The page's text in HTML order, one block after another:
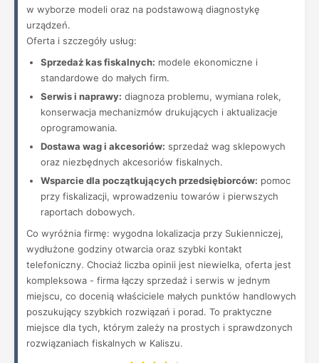
w wyborze modeli oraz na podstawową diagnostykę
urządzeń.
Oferta i szczegóły usług:
Sprzedaż kas fiskalnych: modele ekonomiczne i
standardowe do małych firm.
Serwis i naprawy: diagnoza problemu, wymiana rolek,
konserwacja mechanizmów drukujących i aktualizacje
oprogramowania.
Dostawa wag i akcesoriów: sprzedaż wag sklepowych
oraz niezbędnych akcesoriów fiskalnych.
Wsparcie dla początkujących przedsiębiorców: pomoc
przy fiskalizacji, wprowadzeniu towarów i pierwszych
raportach dobowych.
Co wyróżnia firmę: wygodna lokalizacja przy Sukienniczej,
wydłużone godziny otwarcia oraz szybki kontakt
telefoniczny. Chociaż liczba opinii jest niewielka, oferta jest
kompleksowa - firma łączy sprzedaż i serwis w jednym
miejscu, co docenią właściciele małych punktów handlowych
poszukujący szybkich rozwiązań i porad. To praktyczne
miejsce dla tych, którym zależy na prostych i sprawdzonych
rozwiązaniach fiskalnych w Kaliszu.